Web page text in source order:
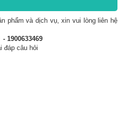
phẩm và dịch vụ, xin vui lòng liên hệ
1900633469
đáp câu hỏi